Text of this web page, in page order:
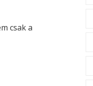
csak a